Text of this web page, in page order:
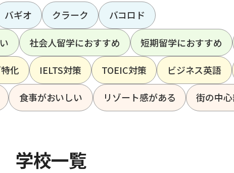
バギオ クラーク バコロド
社会人留学におすすめ 短期留学におすすめ
化 IELTS対策 TOEIC対策 ビジネス英語
食事がおいしい リゾート感がある 街の中
学校一覧